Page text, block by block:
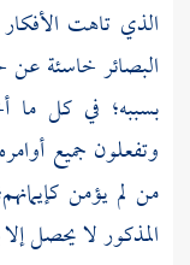
الذي تاهت
البصائر خاسئة
بسببه؛ في كل ما
وتفعلون جميع
من لم يؤمن
المذكور لا يحصل